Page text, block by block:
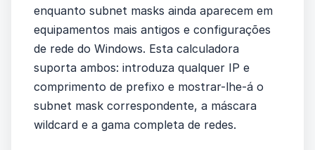
enquanto subnet masks ainda aparecem em
equipamentos mais antigos e configurações
de rede do Windows. Esta calculadora
suporta ambos: introduza qualquer IP e
comprimento de prefixo e mostrar-lhe-á o
subnet mask correspondente, a máscara
wildcard e a gama completa de redes.